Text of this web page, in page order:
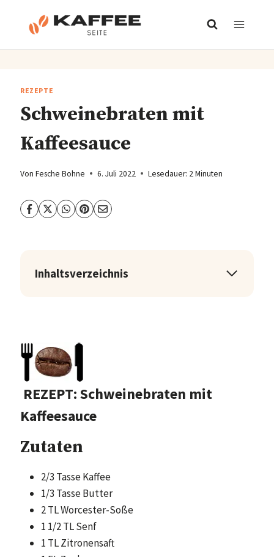
REZEPTE
Schweinebraten mit
Kaffeesauce
Von Fesche Bohne 6. Juli 2022 Lesedauer: 2Minuten
Inhaltsverzeichnis
REZEPT: Schweinebraten mit
Kaffeesauce
Zutaten
2/3 Tasse Kaffee
1/3 Tasse Butter
2 TL Worcester-Soße
1 1/2 TL Senf
1 TL Zitronensaft